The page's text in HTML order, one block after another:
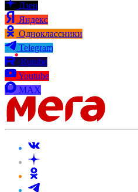
Дзен
Яндекс
Одноклассники
Telegram
Rutube
Youtube
MAX